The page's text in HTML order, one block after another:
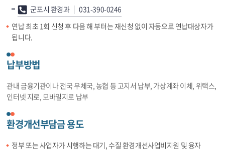
군포시 환경과
031-390-0246
연납 최초 1회 신청 후 다음 해 부터는 재신청 없이 자동으로 연납대상자가
됩니다.
납부방법
관내 금융기관이나 전국 우체국, 농협 등 고지서 납부, 가상계좌 이체, 위택스,
인터넷 지로, 모바일지로 납부
환경개선부담금 용도
정부 또는 사업자가 시행하는 대기, 수질 환경개선사업비지원 및 융자